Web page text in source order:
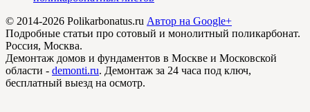
© 2014-2026 Polikarbonatus.ru Автор на Google+
Подробные статьи про сотовый и монолитный поликарбонат.
Россия, Москва.
Демонтаж домов и фундаментов в Москве и Московской
области - demonti.ru. Демонтаж за 24 часа под ключ,
бесплатный выезд на осмотр.